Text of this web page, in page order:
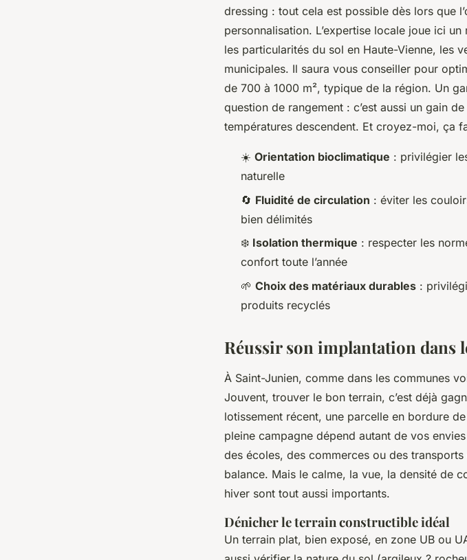
dressing : tout cela est possible dès lors que
personnalisation. L’expertise locale joue ici
les particularités du sol en Haute-Vienne, les
municipales. Il saura vous conseiller pour
de 700 à 1000 m², typique de la région. Un
question de rangement : c’est aussi un gain
températures descendent. Et croyez-moi, ça
☀️ Orientation bioclimatique : privilégier
naturelle
🔄 Fluidité de circulation : éviter les
bien délimités
❄️ Isolation thermique : respecter les
confort toute l’année
🌱 Choix des matériaux durables :
produits recyclés
Réussir son implantation dans
À Saint-Junien, comme dans les communes
Jouvent, trouver le bon terrain, c’est déjà
lotissement récent, une parcelle en bordure
pleine campagne dépend autant de vos
des écoles, des commerces ou des
balance. Mais le calme, la vue, la densité de
hiver sont tout aussi importants.
Dénicher le terrain constructible idéal
Un terrain plat, bien exposé, en zone UB ou